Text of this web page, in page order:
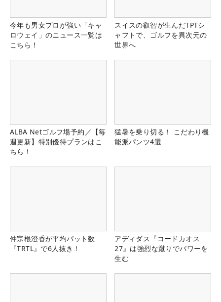
今年も男女プロが強い「キャ
ロウェイ」のニュース一覧は
こちら！
スイスの叡智が生んだTPTシ
ャフトで、ゴルフを異次元の
世界へ
ALBA Netゴルフ場予約／【毎
週更新】特別優待プランはこ
ちら！
猛暑を乗り切る！ こだわり機
能派パンツ4選
仲宗根澄香が平均パット数
『TRTL』で6人抜き！
アディダス『コードカオス
27』は強烈な蹴りでパワーを
生む